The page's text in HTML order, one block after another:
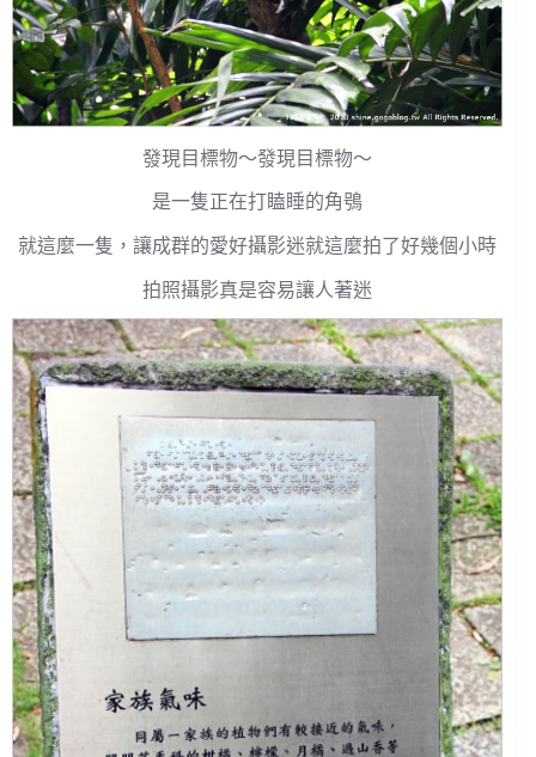
發現目標物～發現目標物～
是一隻正在打瞌睡的角鴞
就這麼一隻，讓成群的愛好攝影迷就這麼拍了好幾個小時
拍照攝影真是容易讓人著迷